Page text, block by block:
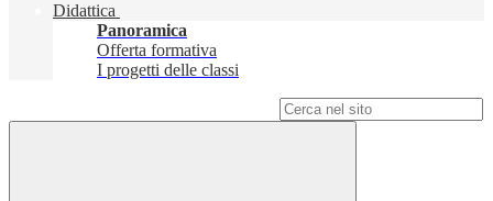
Didattica
Panoramica
Offerta formativa
I progetti delle classi